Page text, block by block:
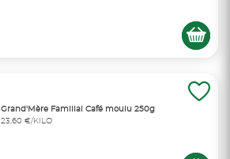
Grand'Mère Familial Café moulu 250g
23,60 €/KILO